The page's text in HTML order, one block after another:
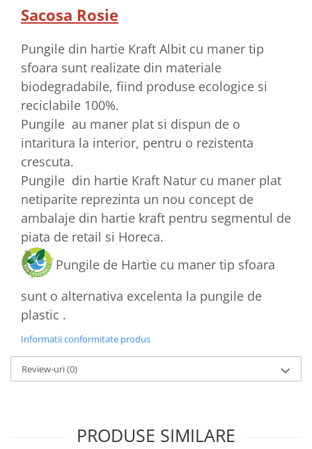
Sacosa Rosie
Pungile din hartie Kraft Albit cu maner tip
sfoara sunt realizate din materiale
biodegradabile, fiind produse ecologice si
reciclabile 100%.
Pungile au maner plat si dispun de o
intaritura la interior, pentru o rezistenta
crescuta.
Pungile din hartie Kraft Natur cu maner plat
netiparite reprezinta un nou concept de
ambalaje din hartie kraft pentru segmentul de
piata de retail si Horeca.
Pungile de Hartie cu maner tip sfoara
sunt o alternativa excelenta la pungile de
plastic .
Informatii conformitate produs
Review-uri(0)
PRODUSE SIMILARE